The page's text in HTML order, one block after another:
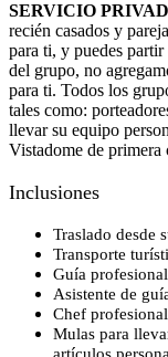
SERVICIO
recién casados y
para ti, y puedes
del grupo, no
para ti. Todos los
tales como:
llevar su equipo
Vistadome de primera
Inclusiones
Traslado desde
Transporte
Guía
Asistente de
Chef
Mulas para